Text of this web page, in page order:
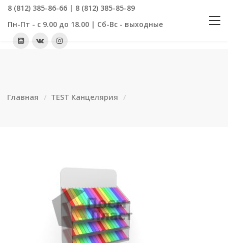
8 (812) 385-86-66 | 8 (812) 385-85-89
Пн-Пт - с 9.00 до 18.00 | Сб-Вс - выходные
Главная TEST Канцелярия